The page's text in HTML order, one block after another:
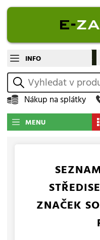
INFO CZ
vyhledat
Nákup na splátky
MENU
ZNAČEK